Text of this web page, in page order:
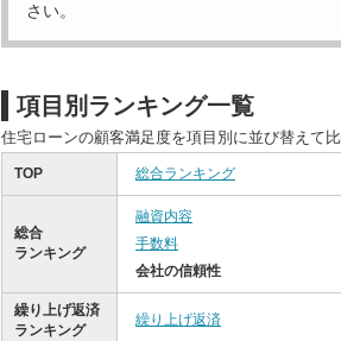
さい。
項目別ランキング一覧
住宅ローンの顧客満足度を項目別に並び替えて
TOP 総合ランキング
総合
ランキング
融資内容
手数料
会社の信頼性
繰り上げ返済
ランキング
繰り上げ返済